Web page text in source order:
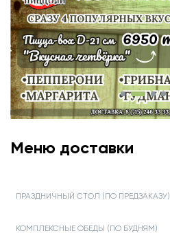
Меню доставки
ПРАЗДНИЧНЫЙ СТОЛ (ПО ПРЕДЗАКАЗУ)
КОМПЛЕКСНЫЕ ОБЕДЫ (ПО БУДНЯМ)